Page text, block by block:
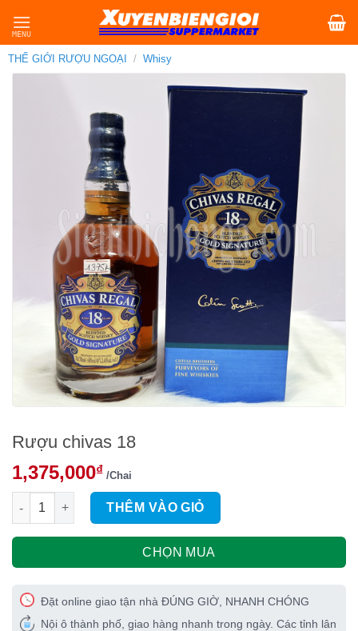
content
THẾ GIỚI RƯỢU NGOẠI / Whisy
Rượu chivas 18
1,375,000₫ /Chai
Rượu chivas 18 số lượng
THÊM VÀO GIỎ
CHỌN MUA
Đặt online giao tận nhà ĐÚNG GIỜ, NHANH CHÓNG
Nội ô thành phố, giao hàng nhanh trong ngày. Các tỉnh lân